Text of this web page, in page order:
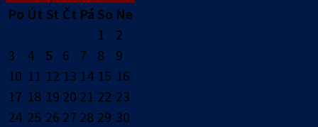
Po Út St Čt Pá So Ne
1
2
3
4 5 6 7 8
9
10 11 12 13 14 15 16
17 18 19 20 21 22 23
24 25 26 27 28 29 30